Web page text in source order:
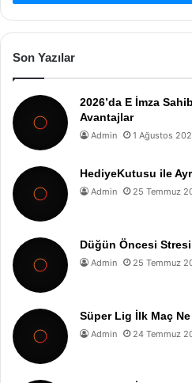
Son Yazılar
2026’da E İmza
Avantajlar
Admin 1 Ağustos
HediyeKutusu ile
Admin 25 Temmuz
Düğün Öncesi
Admin 25 Temmuz
Süper Lig İlk Maç
Admin 24 Temmuz